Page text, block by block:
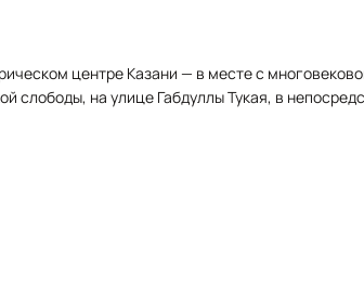
центре Казани — в месте с
слободы, на улице Габдуллы Тукая, в